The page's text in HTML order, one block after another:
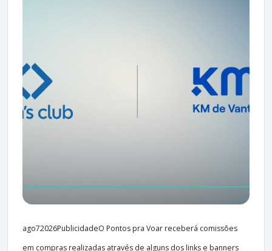
ago72026PublicidadeO Pontos pra Voar receberá comissões
em compras realizadas através de alguns dos links e banners